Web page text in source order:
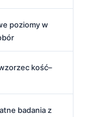
poziomy w
kość–
badania z